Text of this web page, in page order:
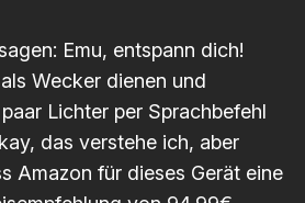
Emu, entspann dich!
Wecker dienen und
Lichter per Sprachbefehl
das verstehe ich, aber
Amazon für dieses Gerät eine